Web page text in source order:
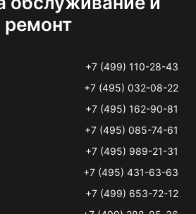
ремонт
+7 (499) 110-28-43
+7 (495) 032-08-22
+7 (495) 162-90-81
+7 (495) 085-74-61
+7 (495) 989-21-31
+7 (495) 431-63-63
+7 (499) 653-72-12